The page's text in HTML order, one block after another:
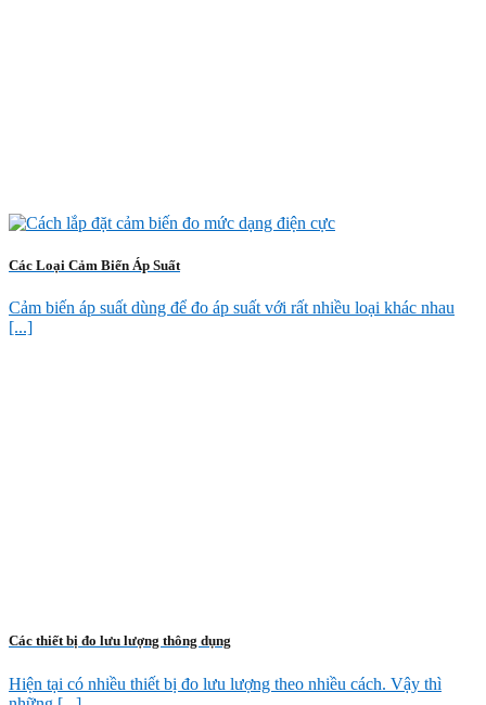
Các Loại Cảm Biến Áp Suất
Cảm biến áp suất dùng để đo áp suất với rất nhiều loại khác nhau
[...]
Các thiết bị đo lưu lượng thông dụng
Hiện tại có nhiều thiết bị đo lưu lượng theo nhiều cách. Vậy thì